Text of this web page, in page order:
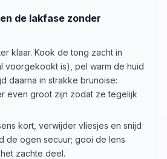
de lakfase zonder
klaar. Kook de tong zacht in
voorgekookt is), pel warm de huid
daarna in strakke brunoise:
even groot zijn zodat ze tegelijk
kort, verwijder vliesjes en snijd
de ogen secuur; gooi de lens
zachte deel.